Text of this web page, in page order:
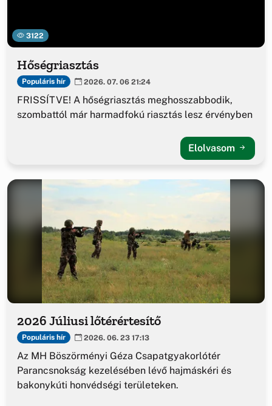
3122
Hőségriasztás
Populáris hír 2026. 07. 06 21:24
FRISSÍTVE! A hőségriasztás meghosszabbodik,
szombattól már harmadfokú riasztás lesz érvényben
Elolvasom
2026 Júliusi lőtérértesítő
Populáris hír 2026. 06. 23 17:13
Az MH Böszörményi Géza Csapatgyakorlótér
Parancsnokság kezelésében lévő hajmáskéri és
bakonykúti honvédségi területeken.